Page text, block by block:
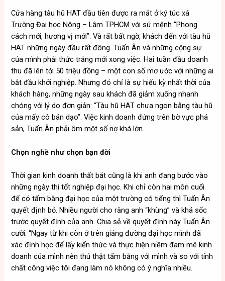
Cửa hàng tàu hũ HAT đầu tiên được ra mắt ở ký túc xá
Trường Đại học Nông – Lâm TPHCM với sứ mệnh “Phong
cách mới, hương vị mới”. Và rất bất ngờ, khách đến với tàu hũ
HAT những ngày đầu rất đông. Tuấn Ân và những cộng sự
của mình phải thức trắng mới xong việc. Hai tuần đầu doanh
thu đã lên tới 50 triệu đồng – một con số mơ ước với những ai
bắt đầu khởi nghiệp. Nhưng đó chỉ là sự hiếu kỳ nhất thời của
khách hàng, những ngày sau khách đã giảm xuống nhanh
chóng với lý do đơn giản: “Tàu hũ HAT chưa ngon bằng tàu hũ
của mấy cô bán dạo”. Việc kinh doanh đứng trên bờ vực phá
sản, Tuấn Ân phải ôm một số nợ khá lớn.
Chọn nghề như chọn bạn đời
Thời gian kinh doanh thất bát cũng là khi anh đang bước vào
những ngày thi tốt nghiệp đại học. Khi chỉ còn hai môn cuối
để có tấm bằng đại học của một trường có tiếng thì Tuấn Ân
quyết định bỏ. Nhiều người cho rằng anh “khùng” và khá sốc
trước quyết định của anh. Chia sẻ về quyết định này Tuấn Ân
cười: “Ngay từ khi còn ở trên giảng đường đại học mình đã
xác định học để lấy kiến thức và thực hiện niềm đam mê kinh
doanh của mình nên thú thật tấm bằng với mình và so với tính
chất công việc tôi đang làm nó không có ý nghĩa nhiều.